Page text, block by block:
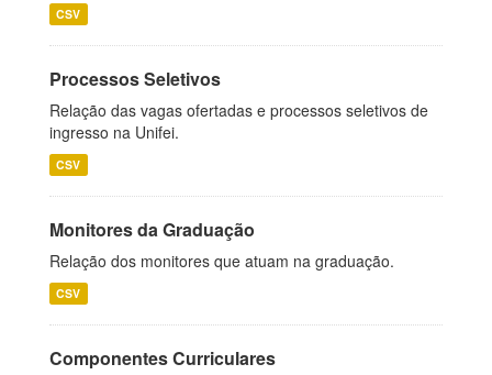
CSV
Processos Seletivos
Relação das vagas ofertadas e processos seletivos de
ingresso na Unifei.
CSV
Monitores da Graduação
Relação dos monitores que atuam na graduação.
CSV
Componentes Curriculares